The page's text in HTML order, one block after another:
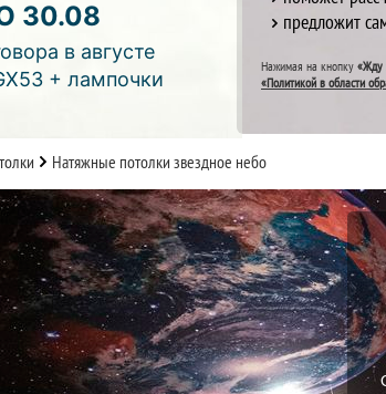
видео)
30.08
в августе
+ лампочки
предложит
Нажимая на кнопку «Жду
«Политикой в области
Натяжные потолки звездное небо